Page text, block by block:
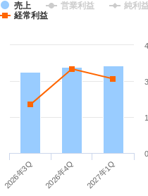
売上 営業利益
純利益
経常利益
2026年3Q 2026年4Q 2027年1Q
0